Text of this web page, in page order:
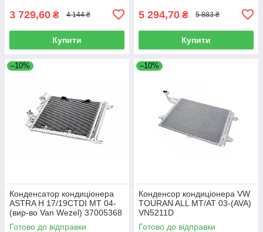
3 729,60 ₴ 4 144 ₴
Купити
5 294,70 ₴ 5 883 ₴
Купити
–10%
Конденсатор кондиціонера
ASTRA H 17/19CTDI MT 04-
(вир-во Van Wezel) 37005368
Готово до відправки
–10%
Конденсор кондиціонера VW
TOURAN ALL MT/AT 03-(AVA)
VN5211D
Готово до відправки